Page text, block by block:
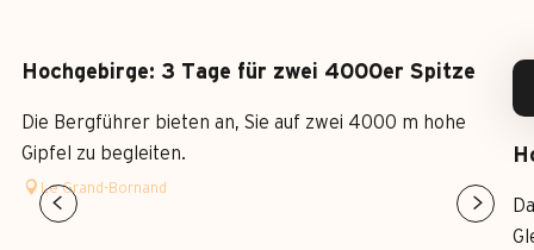
Hochgebirge: 3 Tage für zwei 4000er Spitze
Die Bergführer bieten an, Sie auf zwei 4000 m hohe
Gipfel zu begleiten.
Le Grand-Bornand